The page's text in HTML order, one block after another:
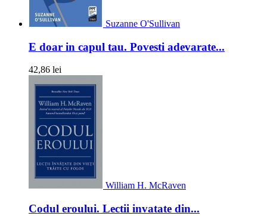
Suzanne O'Sullivan
E doar in capul tau. Povesti adevarate...
42,86 lei
William H. McRaven
Codul eroului. Lectii invatate din...